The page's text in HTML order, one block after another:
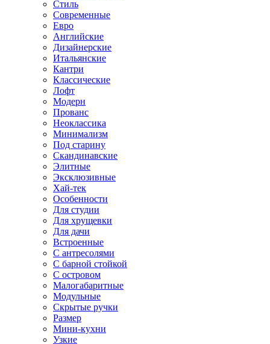
Стиль
Современные
Евро
Английские
Дизайнерские
Итальянские
Кантри
Классические
Лофт
Модерн
Прованс
Неоклассика
Минимализм
Под старину
Скандинавские
Элитные
Эксклюзивные
Хай-тек
Особенности
Для студии
Для хрущевки
Для дачи
Встроенные
С антресолями
С барной стойкой
С островом
Малогабаритные
Модульные
Скрытые ручки
Размер
Мини-кухни
Узкие